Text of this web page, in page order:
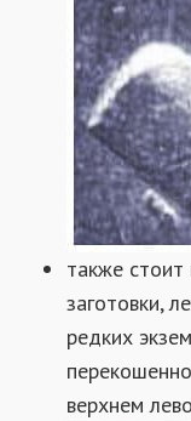
также стоит
заготовки,
редких
верхнем